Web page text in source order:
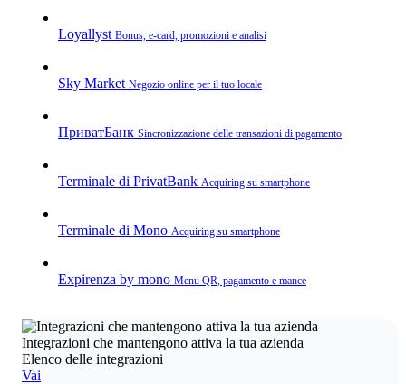
Loyallyst Bonus, e‑card, promozioni e analisi
Sky Market Negozio online per il tuo locale
ПриватБанк Sincronizzazione delle transazioni di pagamento
Terminale di PrivatBank Acquiring su smartphone
Terminale di Mono Acquiring su smartphone
Expirenza by mono Menu QR, pagamento e mance
Integrazioni che mantengono attiva la tua azienda
Elenco delle integrazioni
Vai